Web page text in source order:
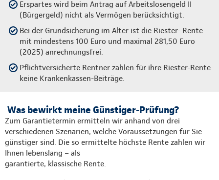
Erspartes wird beim Antrag auf Arbeitslosengeld II
(Bürgergeld) nicht als Vermögen berücksichtigt.
Bei der Grundsicherung im Alter ist die Riester- Rente
mit mindestens 100 Euro und maximal 281,50 Euro
(2025) anrechnungsfrei.
Pflichtversicherte Rentner zahlen für ihre Riester-Rente
keine Krankenkassen-Beiträge.
Was bewirkt meine Günstiger-Prüfung?
Zum Garantietermin ermitteln wir anhand von drei
verschiedenen Szenarien, welche Voraussetzungen für Sie
günstiger sind. Die so ermittelte höchste Rente zahlen wir
Ihnen lebenslang – als
garantierte, klassische Rente.